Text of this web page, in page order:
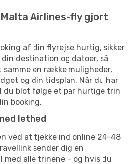
Malta Airlines-fly gjort
af din flyrejse hurtig, sikker
destination og datoer, så
samme en række muligheder,
og din tidsplan. Når du har
du blot følge et par hurtige trin
booking.
lethed
ved at tjekke ind online 24-48
sender dig en
med alle trinene – og hvis du